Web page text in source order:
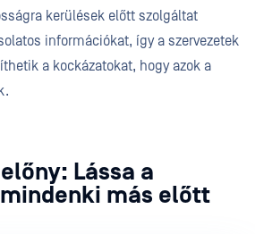
kerülések előtt szolgáltat
információkat, így a szervezetek
a kockázatokat, hogy azok a
Lássa a
más előtt